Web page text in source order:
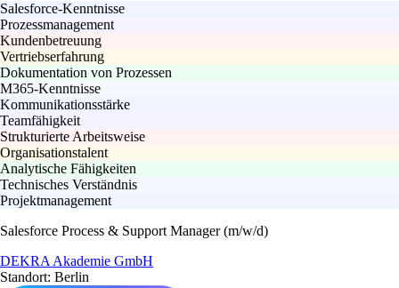
Salesforce-Kenntnisse
Prozessmanagement
Kundenbetreuung
Vertriebserfahrung
Dokumentation von Prozessen
M365-Kenntnisse
Kommunikationsstärke
Teamfähigkeit
Strukturierte Arbeitsweise
Organisationstalent
Analytische Fähigkeiten
Technisches Verständnis
Projektmanagement
Salesforce Process & Support Manager (m/w/d)
DEKRA Akademie GmbH
Standort: Berlin